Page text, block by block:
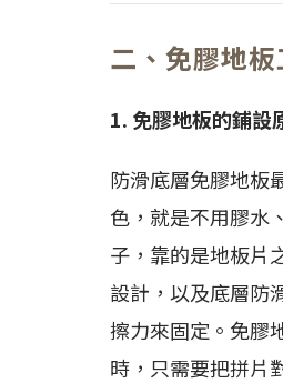
二、免膠地
1. 免膠地板的鋪設
防滑底層免膠地板
色，就是不用膠水
子，靠的是地板片
設計，以及底層防
擦力來固定。免膠
時，只需要把拼片